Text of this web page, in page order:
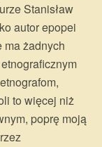
Stanisław
autor epopei
ma żadnych
to więcej niż
poprę moją